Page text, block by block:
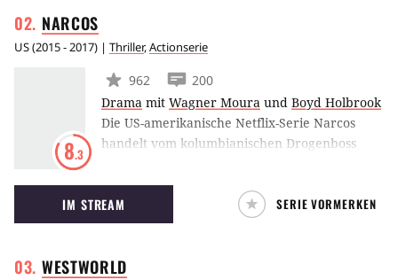
ermordet wird, schwört er Rache.
NARCOS
US(2015 - 2017) | Thriller,Actionserie
8.3
962
200
Drama mit Wagner Moura und Boyd Holbrook
Die US-amerikanische Netflix-Serie Narcos
handelt vom kolumbianischen Drogenboss
hinaus spielt der US-amerikanische DEA-Agent
Steve Murphy (Boyd Holbrook) eine
entscheidende Rolle im Drogenkrieg gegen die
IM STREAM SERIE VORMERKEN
WESTWORLD